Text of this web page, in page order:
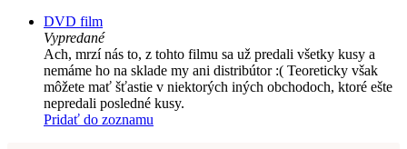
DVD film
Vypredané
Ach, mrzí nás to, z tohto filmu sa už predali všetky kusy a
nemáme ho na sklade my ani distribútor :( Teoreticky však
môžete mať šťastie v niektorých iných obchodoch, ktoré ešte
nepredali posledné kusy.
Pridať do zoznamu